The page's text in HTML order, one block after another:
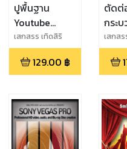
ปูพื้นฐาน
Youtube
Channel สู่การ
หารายได้
เสกสรร เทิดสิริ
ภัทร
129.00 ฿
ตัดต่
กระ
เสกส
ภัทร